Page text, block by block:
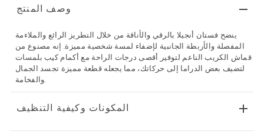
وصف المنتج
ينضح فستان أنجيلا بالرقي والأناقة من خلال التطريز الرائع والملاءمة
المفصلة والأربطة الجانبية لإضفاء لمسة شخصية مميزة. إنه مصنوع من
قماش الكريب الناعم لتوفير أقصى درجات الراحة مع أكمام كيب بلمسات
لتضيف بعض الدراما إلى حركاتك، مما يجعله قطعة مميزة تجسد الجمال
والفخامة.
المكونات وكيفية التنظيف